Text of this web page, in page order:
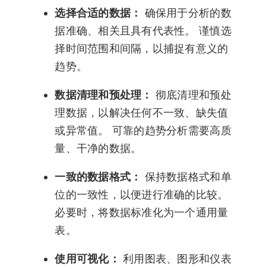
选择合适的数据： 确保用于分析的数
据准确、相关且具有代表性。 谨慎选
择时间范围和间隔，以捕捉有意义的
趋势。
数据清理和预处理： 彻底清理和预处
理数据，以解决任何不一致、缺失值
或异常值。 可靠的趋势分析需要高质
量、干净的数据。
一致的数据格式： 保持数据格式和单
位的一致性，以便进行准确的比较。
必要时，将数据标准化为一个通用量
表。
使用可视化：利用图表、图形和仪表